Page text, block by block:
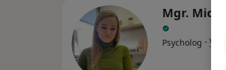
Mgr.
Psycholog · Více